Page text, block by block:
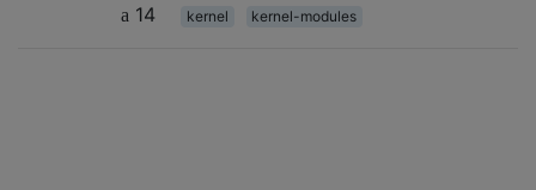
14
kernel kernel-modules